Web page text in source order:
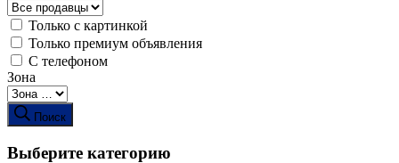
Только с картинкой
Только премиум объявления
С телефоном
Зона
Поиск
Выберите категорию